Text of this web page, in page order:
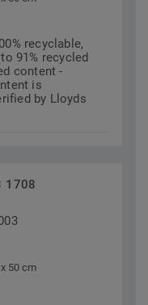
recyclable,
91% recycled
content -
is
by Lloyds
1708
50 cm